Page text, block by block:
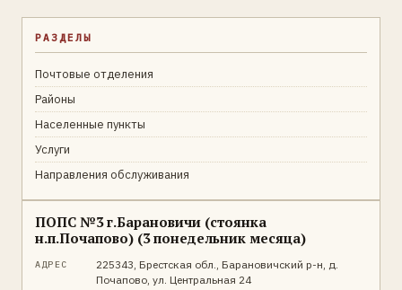
РАЗДЕЛЫ
Почтовые отделения
Районы
Населенные пункты
Услуги
Направления обслуживания
ПОПС №3 г.Барановичи (стоянка
н.п.Почапово) (3 понедельник месяца)
АДРЕС
225343, Брестская обл., Барановичский р-н, д.
Почапово, ул. Центральная 24